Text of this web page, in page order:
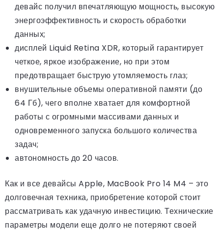
девайс получил впечатляющую мощность, высокую
энергоэффективность и скорость обработки
данных;
дисплей Liquid Retina XDR, который гарантирует
четкое, яркое изображение, но при этом
предотвращает быструю утомляемость глаз;
внушительные объемы оперативной памяти (до
64 Гб), чего вполне хватает для комфортной
работы с огромными массивами данных и
одновременного запуска большого количества
задач;
автономность до 20 часов.
Как и все девайсы Apple, MacBook Pro 14 M4 – это
долговечная техника, приобретение которой стоит
рассматривать как удачную инвестицию. Технические
параметры модели еще долго не потеряют своей